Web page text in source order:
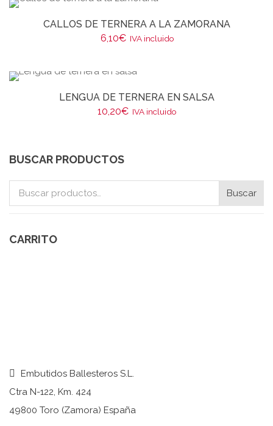
CALLOS DE TERNERA A LA ZAMORANA
6,10€ IVA incluido
LENGUA DE TERNERA EN SALSA
10,20€ IVA incluido
BUSCAR PRODUCTOS
Buscar
CARRITO
Embutidos Ballesteros S.L.
Ctra N-122, Km. 424
49800 Toro (Zamora) España